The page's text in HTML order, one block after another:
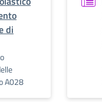
di
A028